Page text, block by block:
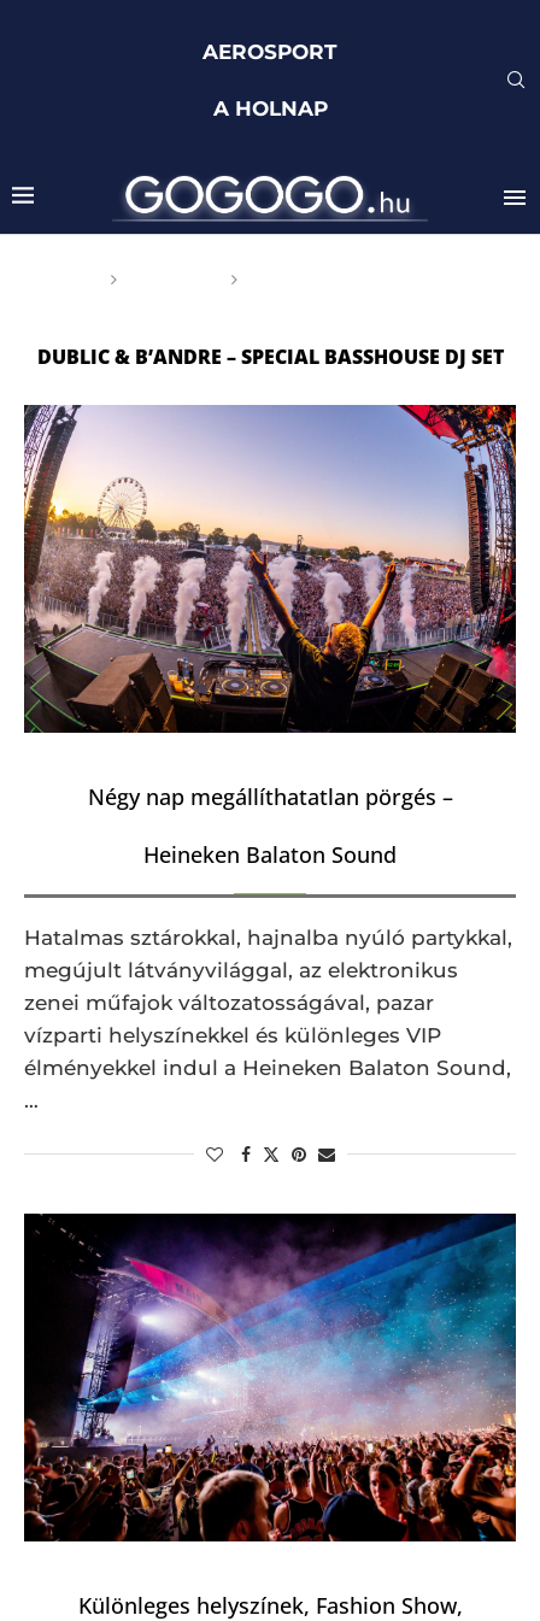
AEROSPORT
A HOLNAP
DUBLIC & B’ANDRE – SPECIAL BASSHOUSE DJ SET
Négy nap megállíthatatlan pörgés –
Heineken Balaton Sound
Hatalmas sztárokkal, hajnalba nyúló partykkal,
megújult látványvilággal, az elektronikus
zenei műfajok változatosságával, pazar
vízparti helyszínekkel és különleges VIP
élményekkel indul a Heineken Balaton Sound,
…
Különleges helyszínek, Fashion Show,